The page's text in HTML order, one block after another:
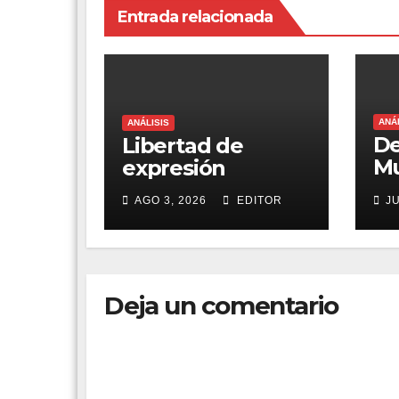
Entrada relacionada
ANÁLISIS
Libertad de
expresión
AGO 3, 2026 EDITOR
Deja un comentario